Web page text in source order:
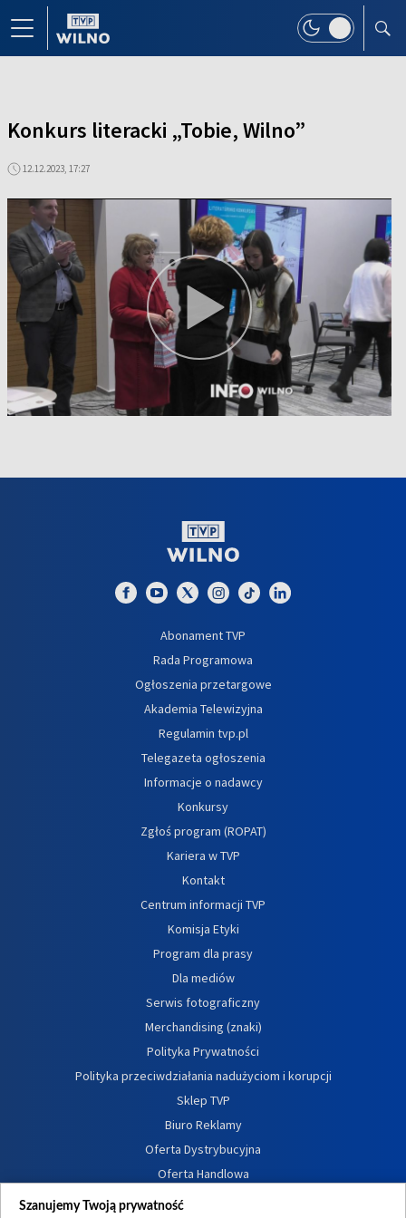
Konkurs literacki „Tobie, Wilno”
12.12.2023, 17:27
Abonament TVP
Rada Programowa
Ogłoszenia przetargowe
Akademia Telewizyjna
Regulamin tvp.pl
Telegazeta ogłoszenia
Informacje o nadawcy
Konkursy
Zgłoś program (ROPAT)
Kariera w TVP
Kontakt
Centrum informacji TVP
Komisja Etyki
Program dla prasy
Dla mediów
Serwis fotograficzny
Merchandising (znaki)
Polityka Prywatności
Polityka przeciwdziałania nadużyciom i korupcji
Sklep TVP
Biuro Reklamy
Oferta Dystrybucyjna
Oferta Handlowa
Dostępność
Szanujemy Twoją prywatność